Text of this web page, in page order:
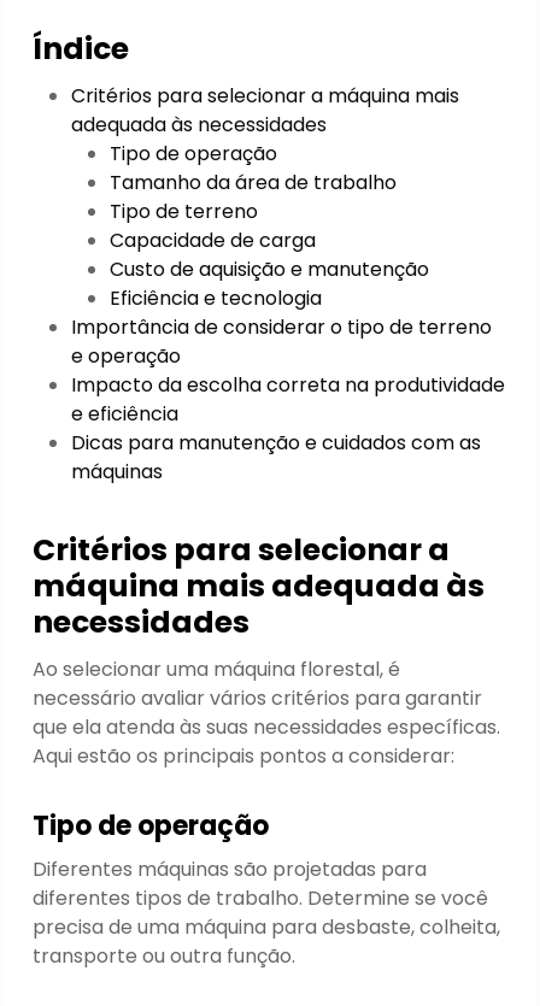
Índice
Critérios para selecionar a máquina mais
adequada às necessidades
Tipo de operação
Tamanho da área de trabalho
Tipo de terreno
Capacidade de carga
Custo de aquisição e manutenção
Eficiência e tecnologia
Importância de considerar o tipo de terreno
e operação
Impacto da escolha correta na produtividade
e eficiência
Dicas para manutenção e cuidados com as
máquinas
Critérios para selecionar a
máquina mais adequada às
necessidades
Ao selecionar uma máquina florestal, é
necessário avaliar vários critérios para garantir
que ela atenda às suas necessidades específicas.
Aqui estão os principais pontos a considerar:
Tipo de operação
Diferentes máquinas são projetadas para
diferentes tipos de trabalho. Determine se você
precisa de uma máquina para desbaste, colheita,
transporte ou outra função.